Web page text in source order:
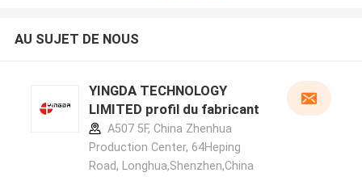
AU SUJET DE NOUS
YINGDA TECHNOLOGY
LIMITED profil du fabricant
A507 5F, China Zhenhua
Production Center, 64Heping
Road, Longhua,Shenzhen,China